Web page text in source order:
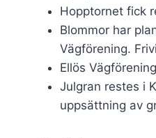
Hopptornet fick
Blommor har
Vägförening.
Ellös
Julgran restes i
uppsättning av